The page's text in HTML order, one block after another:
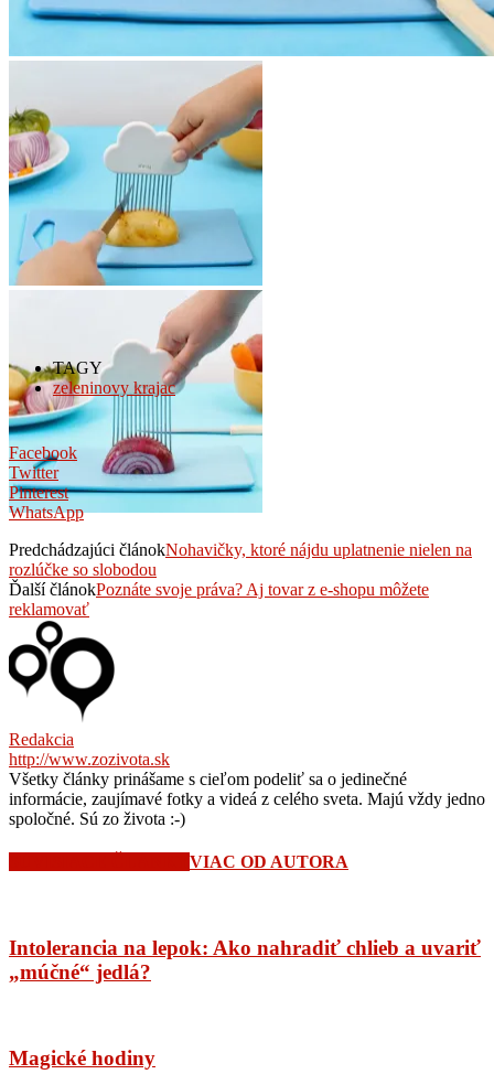
TAGY
zeleninovy krajac
Facebook
Twitter
Pinterest
WhatsApp
Predchádzajúci článokNohavičky, ktoré nájdu uplatnenie nielen na
rozlúčke so slobodou
Ďalší článokPoznáte svoje práva? Aj tovar z e-shopu môžete
reklamovať
Redakcia
http://www.zozivota.sk
Všetky články prinášame s cieľom podeliť sa o jedinečné
informácie, zaujímavé fotky a videá z celého sveta. Majú vždy jedno
spoločné. Sú zo života :-)
VIAC OD AUTORA
Intolerancia na lepok: Ako nahradiť chlieb a uvariť
„múčné“ jedlá?
Magické hodiny